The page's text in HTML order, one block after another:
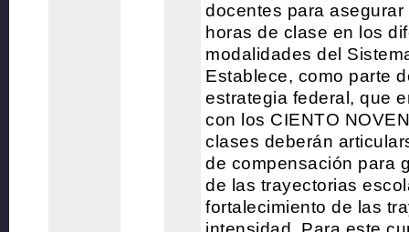
docentes para
horas de clase en los
modalidades del
Establece, como parte
estrategia federal, que
con los CIENTO
clases deberán
de compensación para
de las trayectorias
fortalecimiento de las